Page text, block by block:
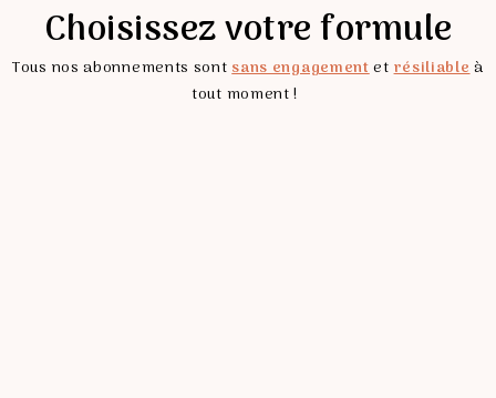
Choisissez votre formule
Tous nos abonnements sontsans engagementetrésiliableà
tout moment !